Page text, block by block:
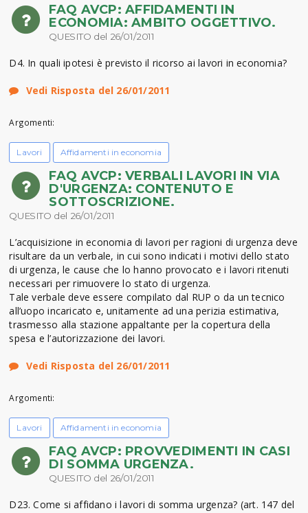
FAQ AVCP: AFFIDAMENTI IN
ECONOMIA: AMBITO OGGETTIVO.
QUESITO del 26/01/2011
D4. In quali ipotesi è previsto il ricorso ai lavori in economia?
Vedi Risposta del 26/01/2011
Argomenti:
Lavori Affidamenti in economia
FAQ AVCP: VERBALI LAVORI IN VIA
D'URGENZA: CONTENUTO E
SOTTOSCRIZIONE.
QUESITO del 26/01/2011
L’acquisizione in economia di lavori per ragioni di urgenza deve
risultare da un verbale, in cui sono indicati i motivi dello stato
di urgenza, le cause che lo hanno provocato e i lavori ritenuti
necessari per rimuovere lo stato di urgenza.
Tale verbale deve essere compilato dal RUP o da un tecnico
all’uopo incaricato e, unitamente ad una perizia estimativa,
trasmesso alla stazione appaltante per la copertura della
spesa e l’autorizzazione dei lavori.
Vedi Risposta del 26/01/2011
Argomenti:
Lavori Affidamenti in economia
FAQ AVCP: PROVVEDIMENTI IN CASI
DI SOMMA URGENZA.
QUESITO del 26/01/2011
D23. Come si affidano i lavori di somma urgenza? (art. 147 del